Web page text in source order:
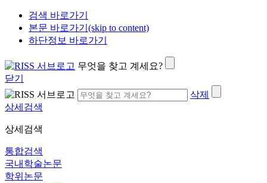
검색 바로가기
본문 바로가기(skip to content)
하단정보 바로가기
무엇을 찾고 계세요?
닫기
삭제
상세검색
상세검색
통합검색
국내학술논문
학위논문